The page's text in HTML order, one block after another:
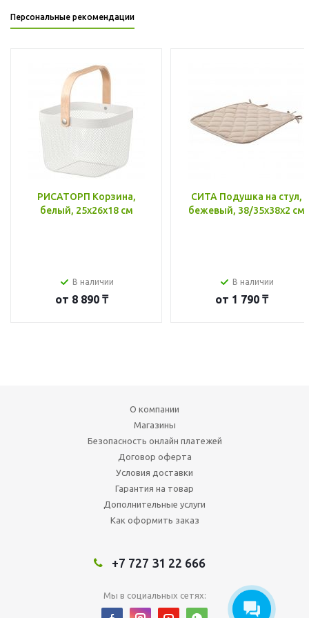
Персональные рекомендации
РИСАТОРП Корзина,
белый, 25x26x18 см
В наличии
от 8 890 ₸
СИТА Подушка на стул,
бежевый, 38/35x38x2 см
В наличии
от 1 790 ₸
О компании
Магазины
Безопасность онлайн платежей
Договор оферта
Условия доставки
Гарантия на товар
Дополнительные услуги
Как оформить заказ
+7 727 31 22 666
Мы в социальных сетях: